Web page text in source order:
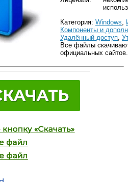
Категория: Windows,
Компоненты и
Удалённый доступ,
Все файлы
официальных сайтов.